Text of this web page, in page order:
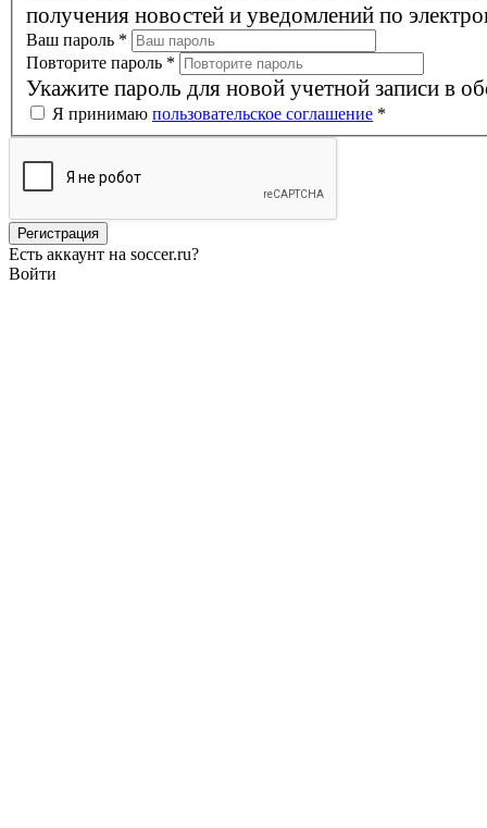
получения новостей и уведомлений по
Ваш пароль *
Повторите пароль *
Укажите пароль для новой учетной записи в
Я принимаю пользовательское соглашение *
Есть аккаунт на soccer.ru?
Войти